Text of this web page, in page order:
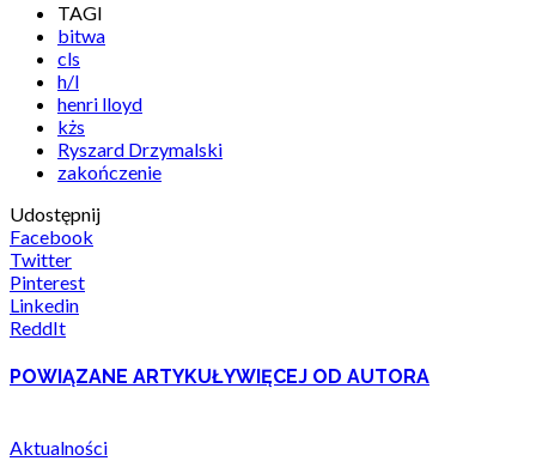
TAGI
bitwa
cls
h/l
henri lloyd
kżs
Ryszard Drzymalski
zakończenie
Udostępnij
Facebook
Twitter
Pinterest
Linkedin
ReddIt
POWIĄZANE ARTYKUŁYWIĘCEJ OD AUTORA
Aktualności